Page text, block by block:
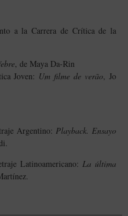
a la Carrera de Crítica de la
, de Maya Da-Rin
Joven: Um filme de verão, Jo
Argentino: Playback. Ensayo
Latinoamericano: La última